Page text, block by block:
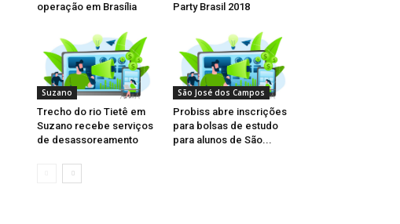
operação em Brasília
Party Brasil 2018
Suzano
Trecho do rio Tietê em
Suzano recebe serviços
de desassoreamento
São José dos Campos
Probiss abre inscrições
para bolsas de estudo
para alunos de São...